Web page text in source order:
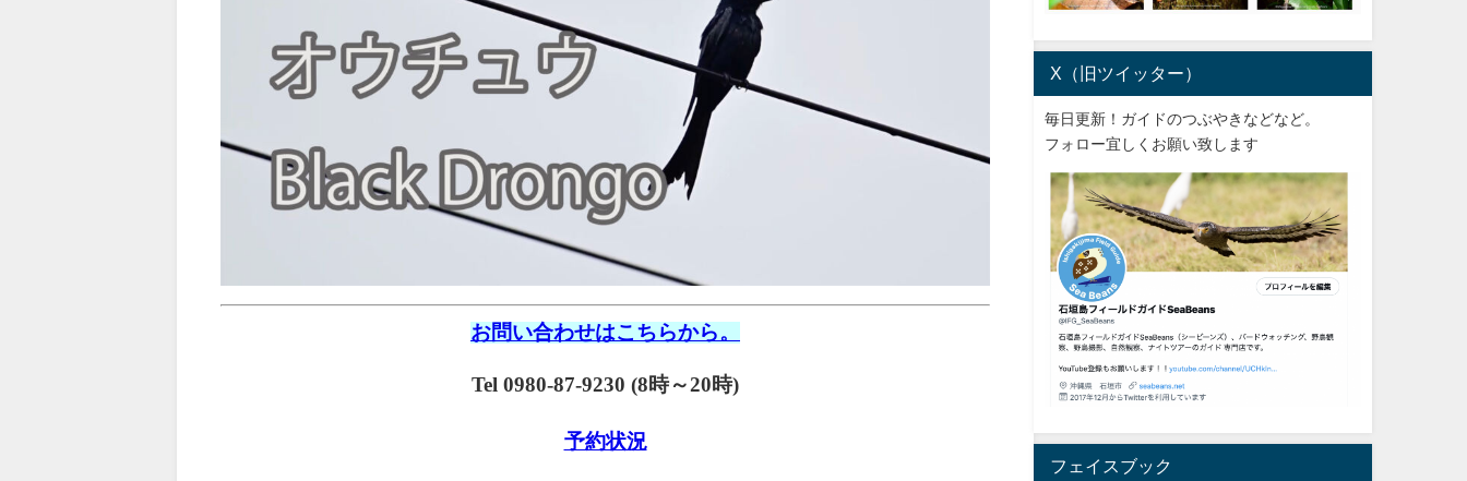
お問い合わせはこちらから。
Tel 0980-87-9230 (8時～20時)
予約状況
X（旧ツイッター）
毎日更新！ガイドのつぶやきなどなど。
フォロー宜しくお願い致します
フェイスブック